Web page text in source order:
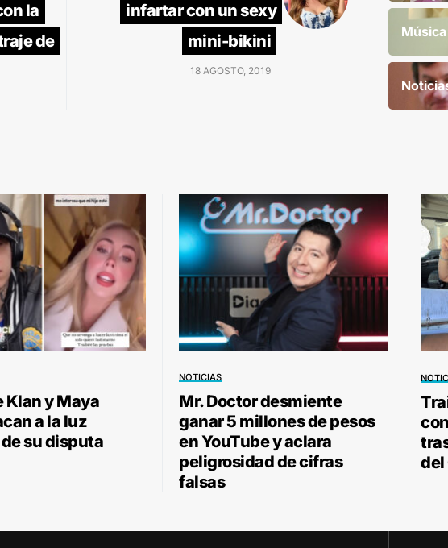
la
de
infartar con un sexy
mini-bikini
18 AGOSTO, 2019
Música
Klan y Maya
a la luz
su disputa
NOTICIAS
Mr. Doctor desmiente
ganar 5 millones de pesos
en YouTube y aclara
peligrosidad de cifras
falsas
del